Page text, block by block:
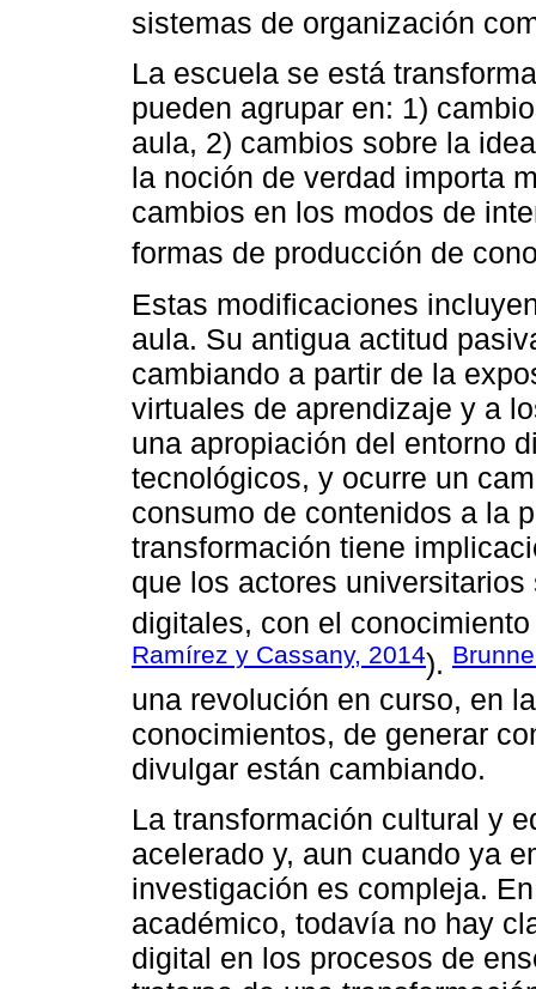
sistemas de organización
La escuela se está
pueden agrupar en: 1)
aula, 2) cambios sobre la
la noción de verdad importa
cambios en los modos de
formas de producción de
Estas modificaciones
aula. Su antigua actitud
cambiando a partir de la
virtuales de aprendizaje y a
una apropiación del entorno
tecnológicos, y ocurre un
consumo de contenidos a la
transformación tiene
que los actores
digitales, con el
Ramírez y Cassany, 2014).
una revolución en curso, en
conocimientos, de generar
divulgar están cambiando.
La transformación cultural y
acelerado y, aun cuando ya
investigación es compleja.
académico, todavía no hay
digital en los procesos de